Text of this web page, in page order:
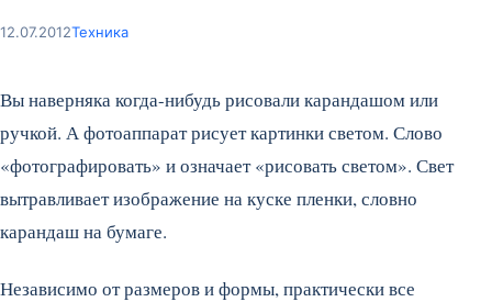
12.07.2012Техника
Вы наверняка когда-нибудь рисовали карандашом или
ручкой. А фотоаппарат рисует картинки светом. Слово
«фотографировать» и означает «рисовать светом». Свет
вытравливает изображение на куске пленки, словно
карандаш на бумаге.
Независимо от размеров и формы, практически все